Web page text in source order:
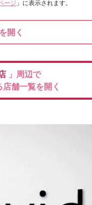
ージ 」に表示されます。
開く
」周辺で
舗一覧を開く